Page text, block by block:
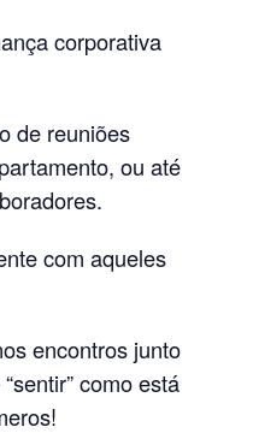
corporativa
de reuniões
ou até
com aqueles
encontros junto
como está